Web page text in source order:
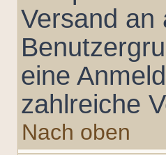
Versand an
eine
zahlreiche
Nach oben